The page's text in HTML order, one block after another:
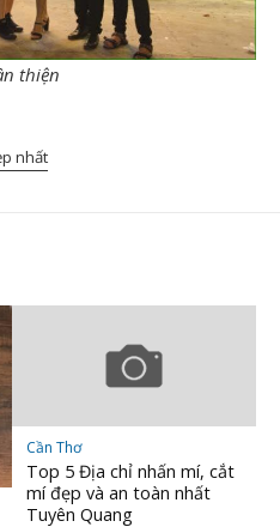
thiện
nhất
Cần Thơ
Top 5 Địa chỉ nhấn mí, cắt
mí đẹp và an toàn nhất
Tuyên Quang